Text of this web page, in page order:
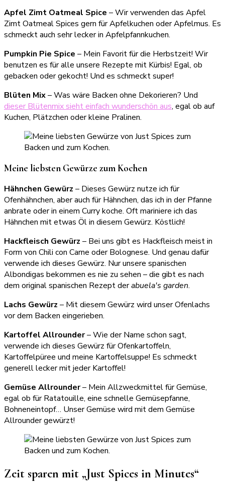
Apfel Zimt Oatmeal Spice – Wir verwenden das Apfel
Zimt Oatmeal Spices gern für Apfelkuchen oder Apfelmus. Es
schmeckt auch sehr lecker in Apfelpfannkuchen.
Pumpkin Pie Spice – Mein Favorit für die Herbstzeit! Wir
benutzen es für alle unsere Rezepte mit Kürbis! Egal, ob
gebacken oder gekocht! Und es schmeckt super!
Blüten Mix– Was wäre Backen ohne Dekorieren? Und
dieser Blütenmix sieht einfach wunderschön aus, egal ob auf
Kuchen, Plätzchen oder kleine Pralinen.
Meine liebsten Gewürze zum Kochen
Hähnchen Gewürz – Dieses Gewürz nutze ich für
Ofenhähnchen, aber auch für Hähnchen, das ich in der Pfanne
anbrate oder in einem Curry koche. Oft mariniere ich das
Hähnchen mit etwas Öl in diesem Gewürz. Köstlich!
Hackfleisch Gewürz – Bei uns gibt es Hackfleisch meist in
Form von Chili con Carne oder Bolognese. Und genau dafür
verwende ich dieses Gewürz. Nur unsere spanischen
Albondigas bekommen es nie zu sehen – die gibt es nach
dem original spanischen Rezept derabuela's garden.
Lachs Gewürz – Mit diesem Gewürz wird unser Ofenlachs
vor dem Backen eingerieben.
Kartoffel Allrounder– Wie der Name schon sagt,
verwende ich dieses Gewürz für Ofenkartoffeln,
Kartoffelpüree und meine Kartoffelsuppe! Es schmeckt
generell lecker mit jeder Kartoffel!
Gemüse Allrounder– Mein Allzweckmittel für Gemüse,
egal ob für Ratatouille, eine schnelle Gemüsepfanne,
Bohneneintopf… Unser Gemüse wird mit dem Gemüse
Allrounder gewürzt!
Zeit sparen mit „Just Spices in Minutes“